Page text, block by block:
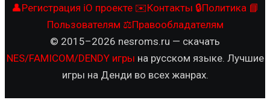
👤Регистрация ℹ️О проекте ✉️Контакты 🔒Политика 📘
Пользователям ⚖️Правообладателям
© 2015–2026 nesroms.ru — скачать
NES/FAMICOM/DENDY игры на русском языке. Лучшие
игры на Денди во всех жанрах.